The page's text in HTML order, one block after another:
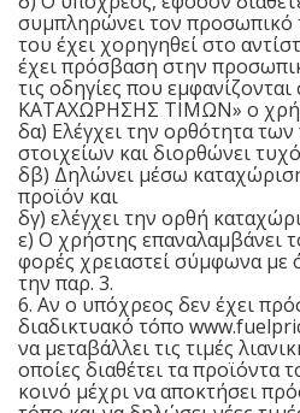
συμπληρώνει τον
του έχει χορηγηθεί στο
έχει πρόσβαση στην
τις οδηγίες που
ΚΑΤΑΧΩΡΗΣΗΣ ΤΙΜΩΝ» ο
δα) Ελέγχει την ορθότητα
στοιχείων και διορθώνει
δβ) Δηλώνει μέσω
προϊόν και
δγ) ελέγχει την ορθή
ε) Ο χρήστης επαναλαμβάνει
φορές χρειαστεί σύμφωνα με
την παρ. 3.
6. Αν ο υπόχρεος δεν έχει
διαδικτυακό τόπο
να μεταβάλλει τις τιμές
οποίες διαθέτει τα προϊόντα
κοινό μέχρι να αποκτήσει